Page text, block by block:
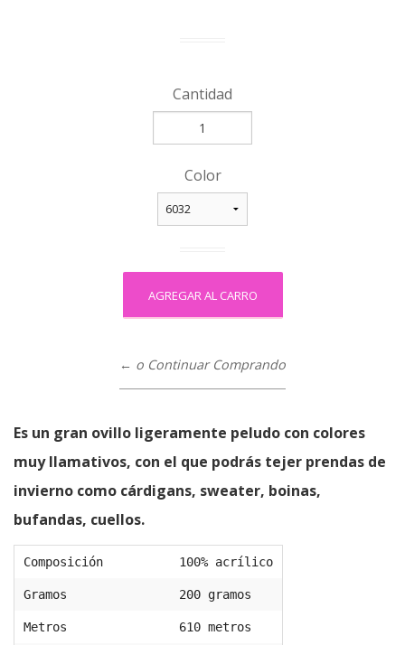
Cantidad
Color
← o Continuar Comprando
Es un gran ovillo ligeramente peludo con colores
muy llamativos, con el que podrás tejer prendas de
invierno como cárdigans, sweater, boinas,
bufandas, cuellos.
Composición 100% acrílico
Gramos 200 gramos
Metros 610 metros